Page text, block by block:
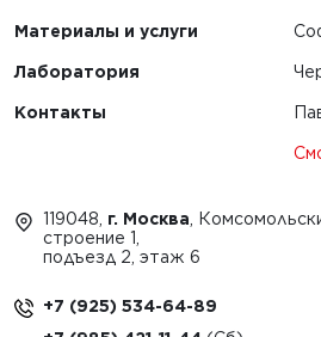
Материалы и услуги
Лаборатория
Контакты
119048, г. Москва ,
строение 1,
подъезд 2, этаж 6
+7 (925) 534-64-89